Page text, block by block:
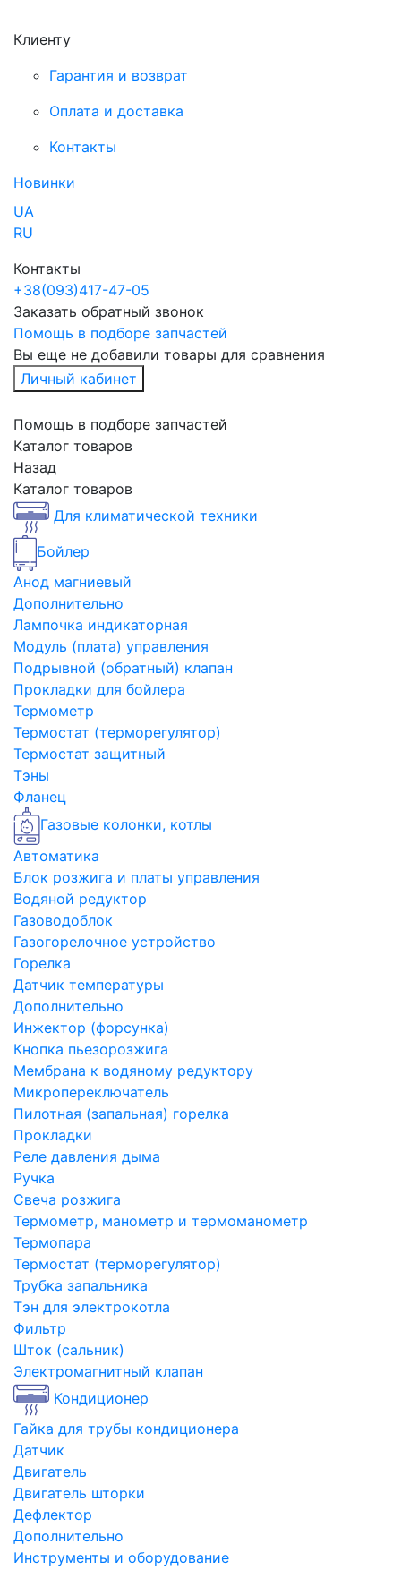
Клиенту
Гарантия и возврат
Оплата и доставка
Контакты
Новинки
UA
RU
Контакты
+38(093)417-47-05
Заказать обратный звонок
Помощь в подборе запчастей
Вы еще не добавили товары для сравнения
Личный кабинет
Помощь в подборе запчастей
Каталог товаров
Назад
Каталог товаров
Для климатической техники
Бойлер
Анод магниевый
Дополнительно
Лампочка индикаторная
Модуль (плата) управления
Подрывной (обратный) клапан
Прокладки для бойлера
Термометр
Термостат (терморегулятор)
Термостат защитный
Тэны
Фланец
Газовые колонки, котлы
Автоматика
Блок розжига и платы управления
Водяной редуктор
Газоводоблок
Газогорелочное устройство
Горелка
Датчик температуры
Дополнительно
Инжектор (форсунка)
Кнопка пьезорозжига
Мембрана к водяному редуктору
Микропереключатель
Пилотная (запальная) горелка
Прокладки
Реле давления дыма
Ручка
Свеча розжига
Термометр, манометр и термоманометр
Термопара
Термостат (терморегулятор)
Трубка запальника
Тэн для электрокотла
Фильтр
Шток (сальник)
Электромагнитный клапан
Кондиционер
Гайка для трубы кондиционера
Датчик
Двигатель
Двигатель шторки
Дефлектор
Дополнительно
Инструменты и оборудование